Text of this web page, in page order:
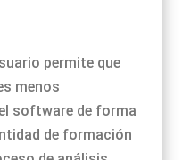
permite que
menos
software de forma
de formación